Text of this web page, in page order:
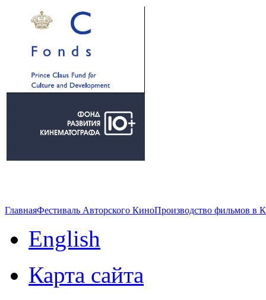
ГлавнаяФестиваль Авторского КиноПроизводство фильмов в
English
Карта сайта